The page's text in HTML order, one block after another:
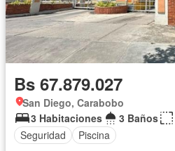
Bs 67.879.027
San Diego, Carabobo
3 Habitaciones
3 Baños
Seguridad
Piscina